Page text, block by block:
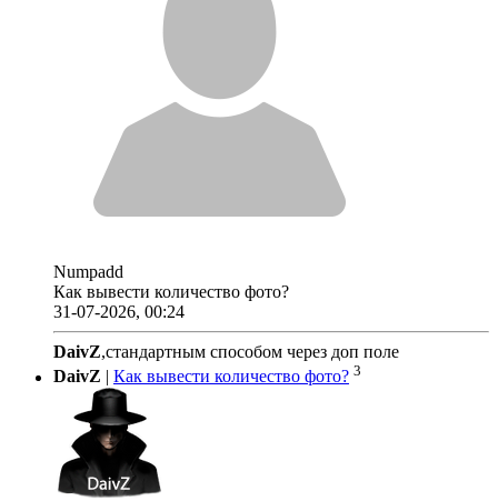
Numpadd
Как вывести количество фото?
31-07-2026, 00:24
DaivZ,стандартным способом через доп поле
DaivZ
Как вывести количество фото? 3